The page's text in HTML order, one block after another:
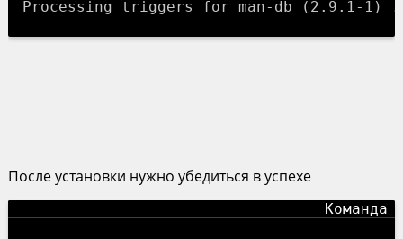
После установки нужно убедиться в успехе